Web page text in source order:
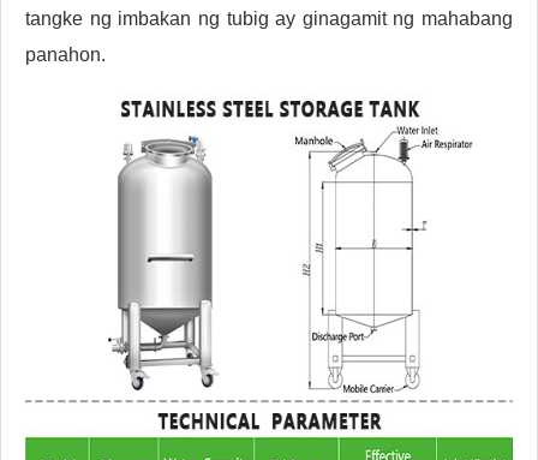
tangke ng imbakan ng tubig ay ginagamit ng mahabang
panahon.